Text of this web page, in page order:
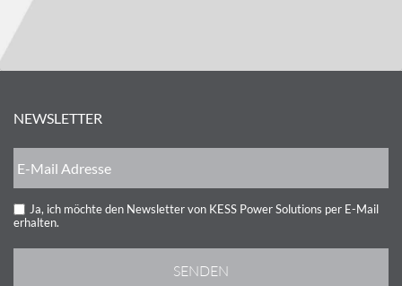
NEWSLETTER
Ja, ich möchte den Newsletter von KESS Power Solutions per E-Mail
erhalten.